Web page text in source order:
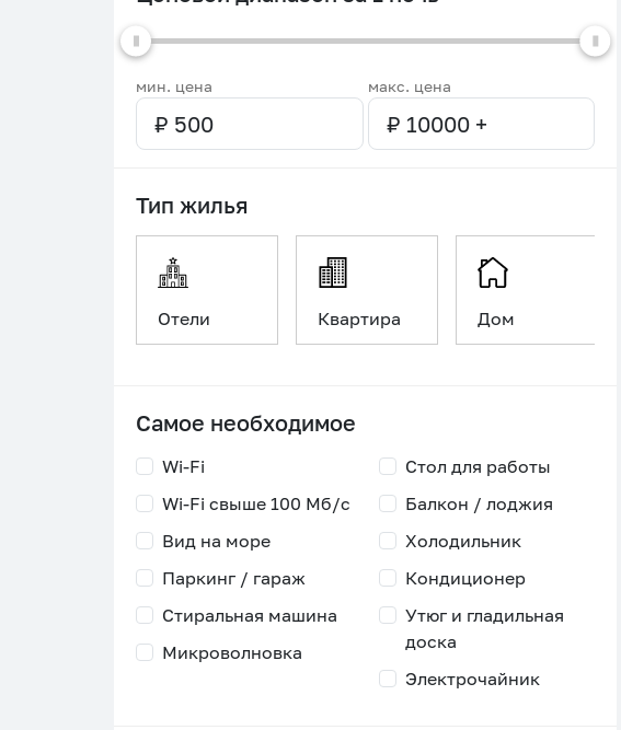
мин. цена макс. цена
Тип жилья
Отели Квартира Дом
Самое необходимое
Wi-Fi
Wi-Fi свыше 100 Мб/с
Стол для работы
Балкон / лоджия
Вид на море
Паркинг / гараж
Холодильник
Кондиционер
Стиральная машина
Микроволновка
Утюг и гладильная
доска
Электрочайник